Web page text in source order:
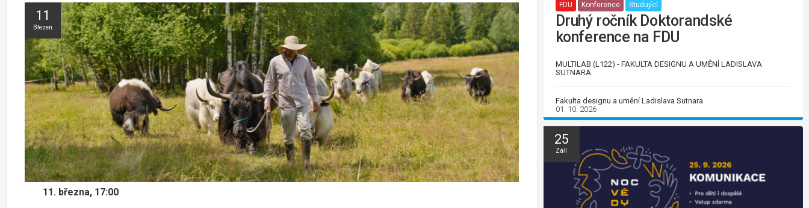
11
Březen
11. března, 17:00
FDU Konference Studující
Druhý ročník Doktorandské
konference na FDU
MULTILAB (L122) - FAKULTA DESIGNU A UMĚNÍ LADISLAVA
SUTNARA
Fakulta designu a umění Ladislava Sutnara
01. 10. 2026
25
Září